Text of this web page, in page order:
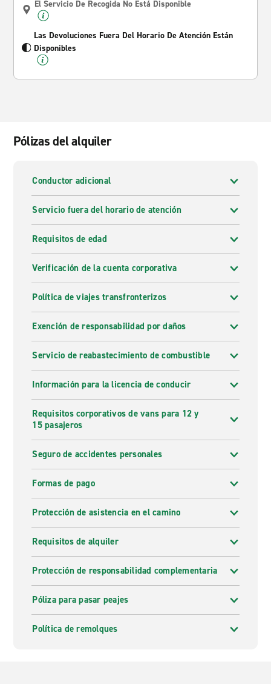
El Servicio De Recogida No Está Disponible
Las Devoluciones Fuera Del Horario De Atención Están
Disponibles
Pólizas del alquiler
Conductor adicional
Servicio fuera del horario de atención
Requisitos de edad
Verificación de la cuenta corporativa
Política de viajes transfronterizos
Exención de responsabilidad por daños
Servicio de reabastecimiento de combustible
Información para la licencia de conducir
Requisitos corporativos de vans para 12 y
15 pasajeros
Seguro de accidentes personales
Formas de pago
Protección de asistencia en el camino
Requisitos de alquiler
Protección de responsabilidad complementaria
Póliza para pasar peajes
Política de remolques